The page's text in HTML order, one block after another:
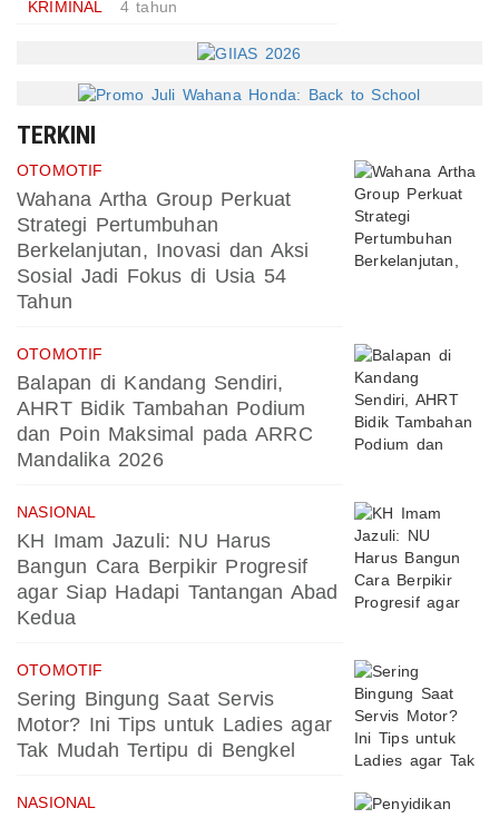
KRIMINAL 4 tahun
TERKINI
OTOMOTIF
Wahana Artha Group Perkuat
Strategi Pertumbuhan
Berkelanjutan, Inovasi dan Aksi
Sosial Jadi Fokus di Usia 54
Tahun
OTOMOTIF
Balapan di Kandang Sendiri,
AHRT Bidik Tambahan Podium
dan Poin Maksimal pada ARRC
Mandalika 2026
NASIONAL
KH Imam Jazuli: NU Harus
Bangun Cara Berpikir Progresif
agar Siap Hadapi Tantangan Abad
Kedua
OTOMOTIF
Sering Bingung Saat Servis
Motor? Ini Tips untuk Ladies agar
Tak Mudah Tertipu di Bengkel
NASIONAL